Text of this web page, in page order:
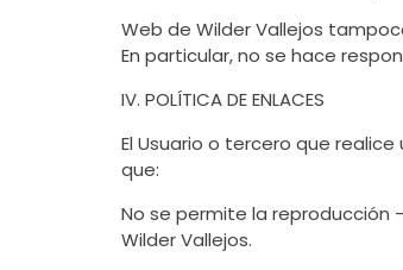
Web de Wilder Vallejos
En particular, no se hace
IV. POLÍTICA DE ENLACES
El Usuario o tercero que
que:
No se permite la reproducción
Wilder Vallejos.